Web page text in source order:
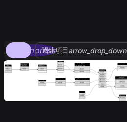
compress
関連項目arrow_drop_down